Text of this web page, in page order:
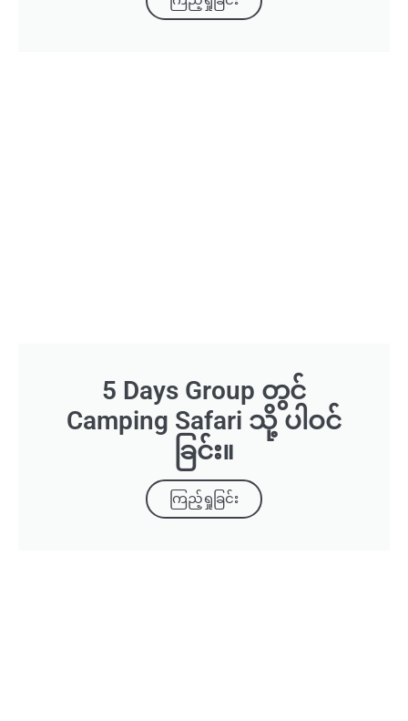
5 Days Group တွင်
Camping Safari သို့ ပါဝင်
ခြင်း။
ကြည့်ရှုခြင်း